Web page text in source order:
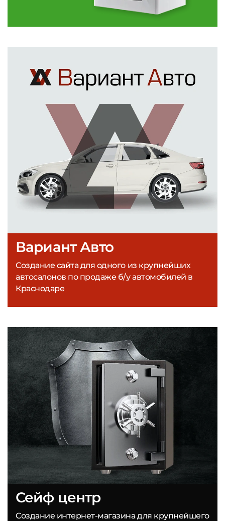
Вариант Авто
Создание сайта для одного из крупнейших
автосалонов по продаже б/у автомобилей в
Краснодаре
Сейф центр
Создание интернет-магазина для крупнейшего